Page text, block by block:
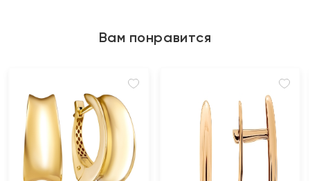
Вам понравится